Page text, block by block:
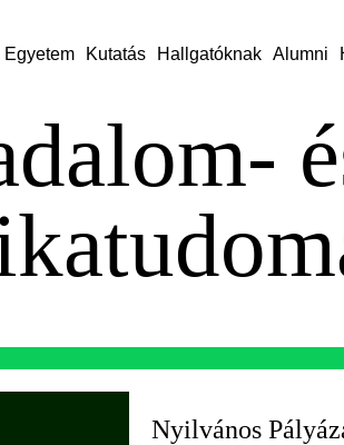
Egyetem Kutatás Hallgatóknak Alumni
Nyilvános